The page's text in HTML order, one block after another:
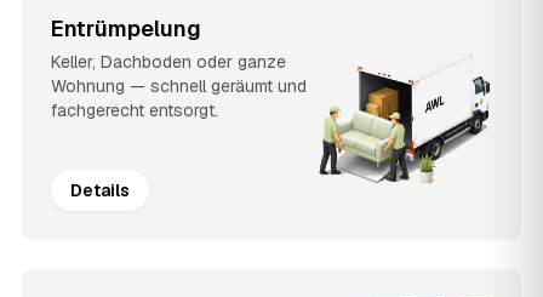
Entrümpelung
Keller, Dachboden oder ganze
Wohnung — schnell geräumt und
fachgerecht entsorgt.
Details